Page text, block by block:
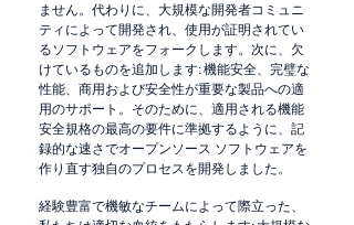
ません。代わりに、大規模な開発者コミュニ
ティによって開発され、使用が証明されてい
るソフトウェアをフォークします。次に、欠
けているものを追加します: 機能安全、完璧な
性能、商用および安全性が重要な製品への適
用のサポート。そのために、適用される機能
安全規格の最高の要件に準拠するように、記
録的な速さでオープンソース ソフトウェアを
作り直す独自のプロセスを開発しました。
経験豊富で機敏なチームによって際立った、